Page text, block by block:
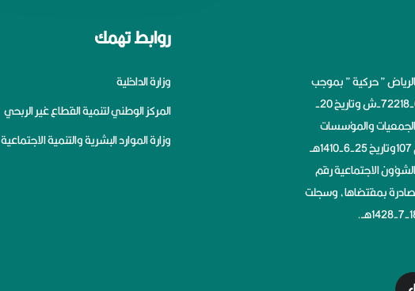
” حركية ” بموجب
خطاب وزارة الشؤون الإجتماعية رقم 6-72218-ش وتاريخ 20-
الجمعيات والمؤسسات
الخيرية الصادرة بقرار مجلس الوزراء رقم 107وتاريخ 25-6-1410هــ
الشؤون الاجتماعية رقم
والتعليمات الصادرة بمقتضاها، وسجلت
روابط تهمك
وزارة الداخلية
المركز الوطني لتنمية القطاع غير الربحي
وزارة الموارد البشرية والتنمية الاجتماعية